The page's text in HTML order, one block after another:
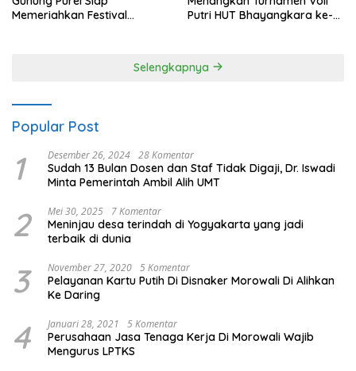
Memeriahkan Festival
Putri HUT Bhayangkara ke-
Selengkapnya
Popular Post
1 Desember 26, 2024 28 Komentar
Sudah 13 Bulan Dosen dan Staf Tidak Digaji, Dr. Iswadi
Minta Pemerintah Ambil Alih UMT
2 Mei 30, 2025 7 Komentar
Meninjau desa terindah di Yogyakarta yang jadi
terbaik di dunia
3 November 27, 2020 5 Komentar
Pelayanan Kartu Putih Di Disnaker Morowali Di Alihkan
Ke Daring
4 Januari 28, 2021 5 Komentar
Perusahaan Jasa Tenaga Kerja Di Morowali Wajib
Mengurus LPTKS